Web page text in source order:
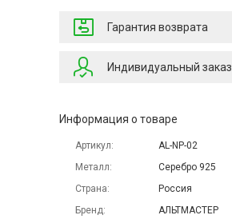
Гарантия возврата
Индивидуальный заказ
Информация о товаре
Артикул
AL-NP-02
Металл
Серебро 925
Страна
Россия
Бренд
АЛЬТМАСТЕР